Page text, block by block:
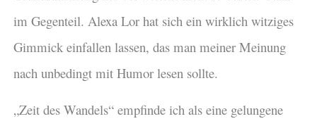
im Gegenteil. Alexa Lor hat sich ein wirklich witziges
Gimmick einfallen lassen, das man meiner Meinung
nach unbedingt mit Humor lesen sollte.
„Zeit des Wandels“ empfinde ich als eine gelungene